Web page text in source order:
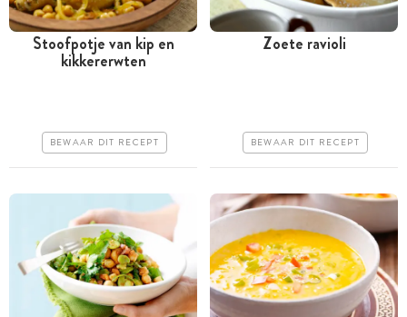
Tussen 30 minuten en 1
Stoofpotje van kip en
kikkererwten
BEWAAR DIT RECEPT Makkelijk
Zoete ravioli
BEWAAR DIT RECEPT